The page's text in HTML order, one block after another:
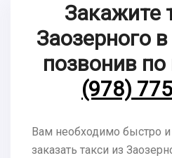
Закажите
Заозерного
позвонив
(978)
Вам необходимо быстро и
заказать такси из